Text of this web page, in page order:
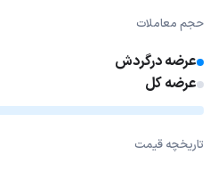
حجم معاملات
عرضه درگردش
عرضه کل
تاریخچه قیمت